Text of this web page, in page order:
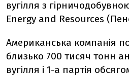
вугілля з
Energy and Resources
Американська компанія
близько 700 тисяч тонн
вугілля і 1-а партія